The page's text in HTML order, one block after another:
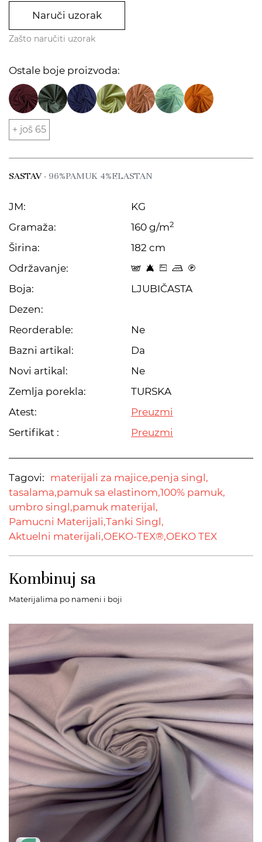
Naruči uzorak
Zašto naručiti uzorak
Ostale boje proizvoda:
+ još 65
SASTAV- 96%PAMUK 4%ELASTAN
JM:
KG
Gramaža:
160 g/m2
Širina:
182 cm
Održavanje:
t 8 Z p C
Boja:
LJUBIČASTA
Dezen:
Reorderable:
Ne
Bazni artikal:
Da
Novi artikal:
Ne
Zemlja porekla:
TURSKA
Atest:
Preuzmi
Sertifikat :
Preuzmi
Tagovi: materijali za majice,penja singl,
tasalama,pamuk sa elastinom,100% pamuk,
umbro singl,pamuk materijal,
Pamucni Materijali,Tanki Singl,
Aktuelni materijali,OEKO-TEX®,OEKO TEX
Kombinuj sa
Materijalima po nameni i boji